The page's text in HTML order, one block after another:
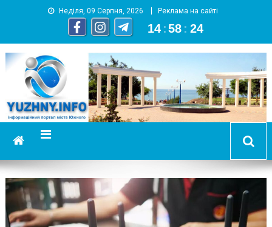
Неділя, 09 Серпня, 2026 Реклама на сайті
14 :58 : 25
YUZHNY.INFO
информационный портал города Южный